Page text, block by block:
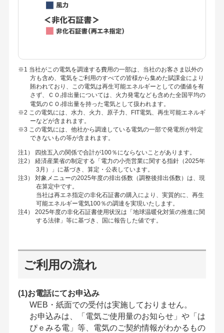
※1 当社がこの電気を調達する費用の一部は、当社のお客さま以外の
方も含め、電気をご利用のすべての皆様から集めた賦課金により
賄われており、この電気は再生可能エネルギーとしての価値を有
さず、ＣＯ 2排出量については、火力発電なども含めた全国平均の
電気のＣＯ 2排出量を持った電気として扱われます。
※2 この電気には、水力、火力、原子力、FIT電気、再生可能エネルギ
ーなどが含まれます。
※3 この電気には、他社から調達している電気の一部で発電所が特定
できないもの等が含まれます。
注1） 四捨五入の関係で合計が100％にならないことがあります。
注2） 経済産業省の制定する「電力の小売営業に関する指針（2025年
3月）」に基づき、算定・公表しています。
注3） 対象メニューの2025年度の排出係数（調整後排出係数）は、現
在算定中です。
当社は再エネ指定の非化石証書の購入により、実質的に、再生
可能エネルギー電気100％の調達を実現いたします。
注4） 2025年度の非化石証書使用状況は「地球温暖化対策の推進に関
する法律」等に基づき、国に報告した値です。
ご利用の流れ
(1)お電話にてお申込み
WEB・紙面での受付は実施しておりません。
お申込みは、「電気ご使用量のお知らせ」や「は
ぴｅみる電」等、電気のご契約情報がわかるもの